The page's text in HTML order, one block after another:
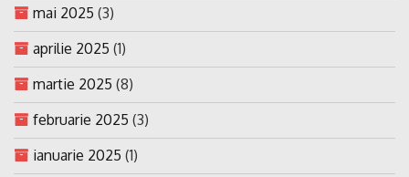
mai 2025 (3)
aprilie 2025 (1)
martie 2025 (8)
februarie 2025 (3)
ianuarie 2025 (1)